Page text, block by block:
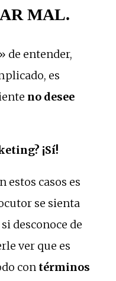
MAL.
de entender,
es
no desee
¡Sí!
estos casos es
se sienta
desconoce de
ver que es
con términos